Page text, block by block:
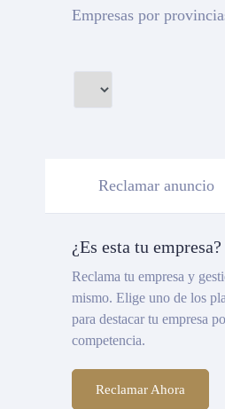
Empresas por
Reclamar anuncio
¿Es esta tu empresa?
Reclama tu empresa y
mismo. Elige uno de los
para destacar tu empresa
competencia.
Reclamar Ahora